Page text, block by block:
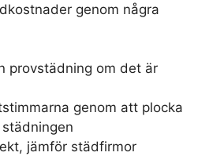
genom några
provstädning om det är
genom att plocka
jämför städfirmor